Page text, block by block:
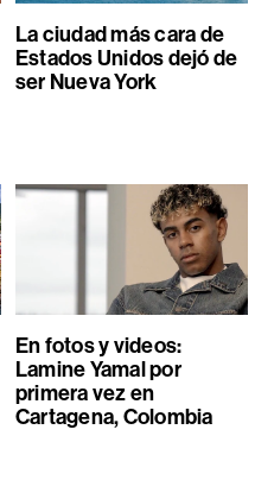
La ciudad más cara de
Estados Unidos dejó de
ser Nueva York
En fotos y videos:
Lamine Yamal por
primera vez en
Cartagena, Colombia